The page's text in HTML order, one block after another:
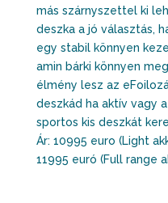
más szárnyszettel ki
deszka a jó választás,
egy stabil könnyen
amin bárki könnyen
élmény lesz az
deszkád ha aktív vagy
sportos kis deszkát
Ár: 10995 euro (Light
11995 euró (Full range